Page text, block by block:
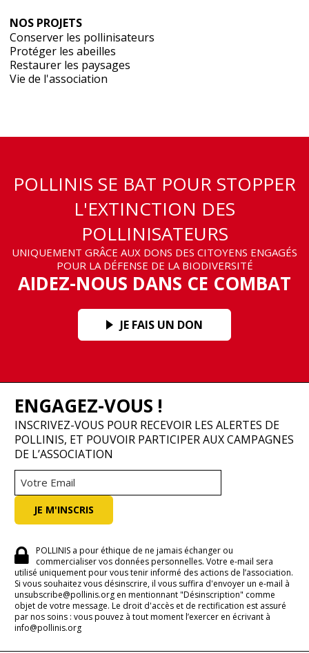
NOS PROJETS
Conserver les pollinisateurs
Protéger les abeilles
Restaurer les paysages
Vie de l'association
POLLINIS SE BAT POUR STOPPER
L'EXTINCTION DES
POLLINISATEURS
UNIQUEMENT GRÂCE AUX DONS DES CITOYENS ENGAGÉS
POUR LA DÉFENSE DE LA BIODIVERSITÉ
AIDEZ-NOUS DANS CE COMBAT
JE FAIS UN DON
ENGAGEZ-VOUS !
INSCRIVEZ-VOUS POUR RECEVOIR LES ALERTES DE
POLLINIS, ET POUVOIR PARTICIPER AUX CAMPAGNES
DE L’ASSOCIATION
POLLINIS a pour éthique de ne jamais échanger ou
commercialiser vos données personnelles. Votre e-mail sera
utilisé uniquement pour vous tenir informé des actions de l’association.
Si vous souhaitez vous désinscrire, il vous suffira d'envoyer un e-mail à
unsubscribe@pollinis.org en mentionnant "Désinscription" comme
objet de votre message. Le droit d'accès et de rectification est assuré
par nos soins : vous pouvez à tout moment l’exercer en écrivant à
info@pollinis.org